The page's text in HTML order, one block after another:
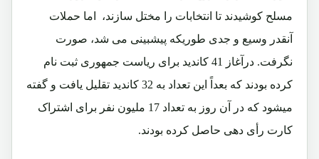
مسلح کوشیدند تا انتخابات را مختل سازند، اما حملات
آنقدر وسیع و جدی طوریکه پیشبینی می شد، صورت
نگرفت. درآغاز 41 کاندید برای ریاست جمهوری ثبت نام
کرده بودند که بعداً این تعداد به 32 کاندید تقلیل یافت و گفته
میشود که در آن روز به تعداد 17 ملیون نفر برای اشتراک
کارت رأی دهی حاصل کرده بودند.